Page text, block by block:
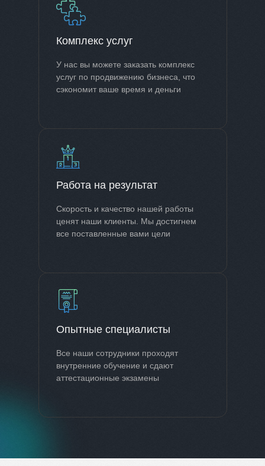
Комплекс услуг
У нас вы можете заказать комплекс
услуг по продвижению бизнеса, что
сэкономит ваше время и деньги
Работа на результат
Скорость и качество нашей работы
ценят наши клиенты. Мы достигнем
все поставленные вами цели
Опытные специалисты
Все наши сотрудники проходят
внутренние обучение и сдают
аттестационные экзамены